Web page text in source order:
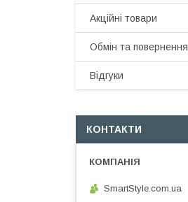
Акційні товари
Обмін та повернення
Відгуки
КОНТАКТИ
SmartStyle.com.ua